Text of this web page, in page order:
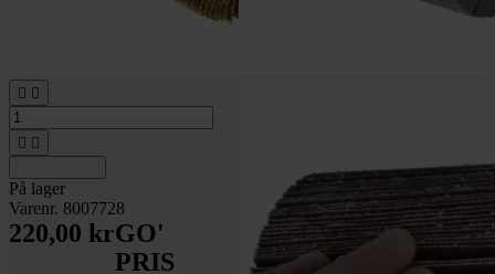
 
 
På lager
Varenr. 8007728
220,00 krGO'
PRIS